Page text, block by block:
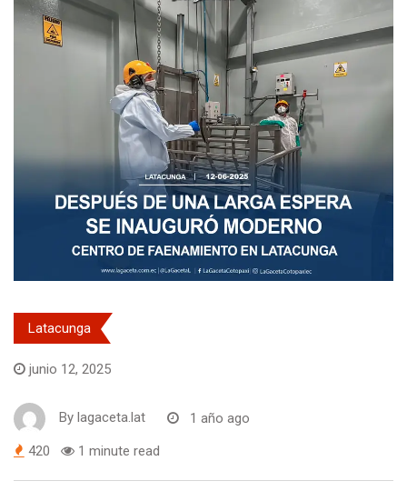
Latacunga
junio 12, 2025
By lagaceta.lat 1 año ago
420 1 minute read